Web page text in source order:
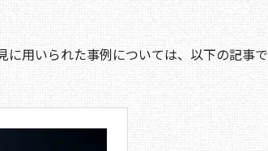
用いられた事例については、以下の記事で